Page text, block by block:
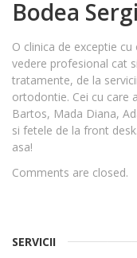
Bodea
O clinica de exceptie
vedere profesional cat
tratamente, de la
ortodontie. Cei cu care
Bartos, Mada Diana,
si fetele de la front
asa!
Comments are closed.
SERVICII